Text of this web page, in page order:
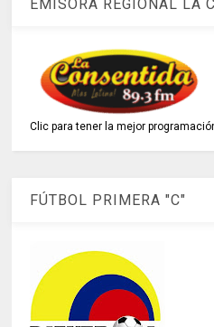
EMISORA REGIONAL LA
Clic para tener la mejor
FÚTBOL PRIMERA "C"